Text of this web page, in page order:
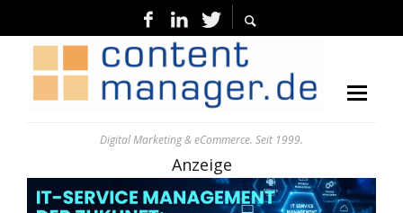
Digital Marketing & eCommerce. Seit 1999.
Anzeige